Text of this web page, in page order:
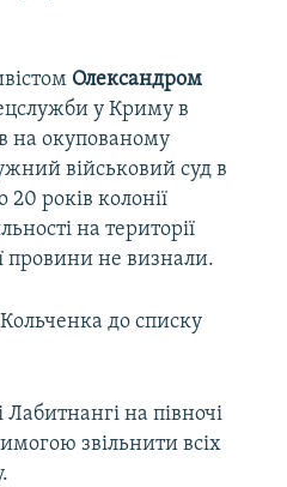
Олександром
у Криму в
на окупованому
військовий суд в
20 років колонії
на території
провини не визнали.
до списку
Лабитнангі на півночі
звільнити всіх